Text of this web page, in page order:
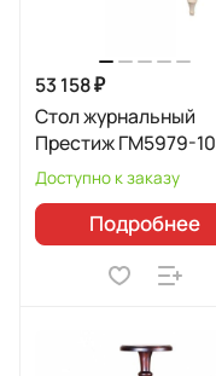
53 158 ₽
Стол журнальный
Престиж ГМ5979-10
Доступно к заказу
Подробнее